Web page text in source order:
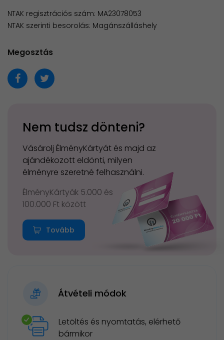
NTAK regisztrációs szám: MA23078053
NTAK szerinti besorolás: Magánszálláshely
Megosztás
Nem tudsz dönteni?
Vásárolj ÉlményKártyát és majd az
ajándékozott eldönti, milyen
élményre szeretné felhasználni.
ÉlményKártyák 5.000 és
100.000 Ft között
Tovább
Átvételi módok
Letöltés és nyomtatás, elérhető
bármikor